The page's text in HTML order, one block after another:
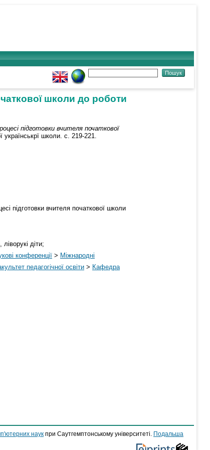
школи до роботи
підготовки вчителя початкової
школи. с. 219-221.
підготовки вчителя початкової школи
діти;
конференції > Міжнародні
педагогічної освіти > Кафедра
наук при Саутгемптонському університеті.
Подальша